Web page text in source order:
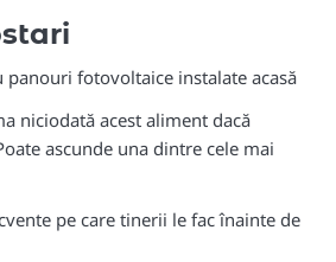
panouri fotovoltaice instalate acasă
niciodată acest aliment dacă
ascunde una dintre cele mai
pe care tinerii le fac înainte de